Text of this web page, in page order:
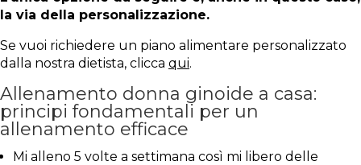
la via della personalizzazione.
Se vuoi richiedere un piano alimentare personalizzato
dalla nostra dietista, clicca qui.
Allenamento donna ginoide a casa:
principi fondamentali per un
allenamento efficace
Mi alleno 5 volte a settimana così mi libero delle